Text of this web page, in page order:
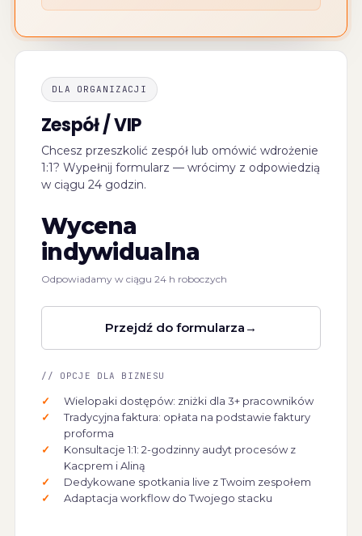
DLA ORGANIZACJI
Zespół / VIP
Chcesz przeszkolić zespół lub omówić wdrożenie
1:1? Wypełnij formularz — wrócimy z odpowiedzią
w ciągu 24 godzin.
Wycena
indywidualna
Odpowiadamy w ciągu 24 h roboczych
Przejdź do formularza →
// OPCJE DLA BIZNESU
✓
Wielopaki dostępów: zniżki dla 3+ pracowników
✓
Tradycyjna faktura: opłata na podstawie faktury
proforma
✓
Konsultacje 1:1: 2-godzinny audyt procesów z
Kacprem i Aliną
✓
Dedykowane spotkania live z Twoim zespołem
✓
Adaptacja workflow do Twojego stacku